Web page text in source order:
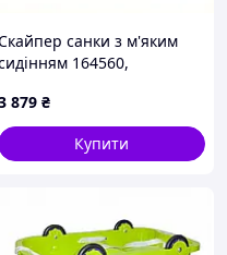
санки з м'яким
164560,
879 ₴
Купити